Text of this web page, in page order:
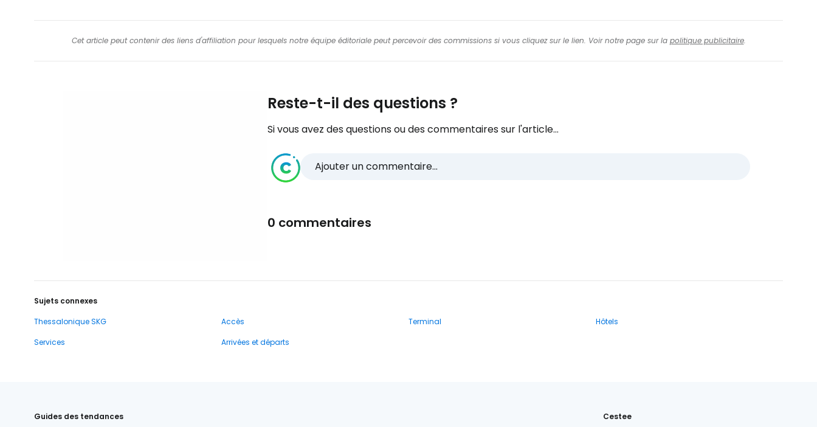
Cet article peut contenir des liens d'affiliation pour lesquels notre équipe éditoriale peut percevoir des commissions si vous cliquez sur le lien. Voir notre page sur la politique publicitaire.
Reste-t-il des questions ?
Si vous avez des questions ou des commentaires sur l'article...
Ajouter un commentaire...
0 commentaires
Sujets connexes
Thessalonique SKG
Accès Terminal
Hôtels
Services
Arrivées et départs
Guides des tendances Cestee